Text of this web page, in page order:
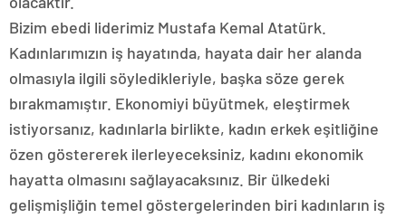
Bizim ebedi liderimiz Mustafa Kemal Atatürk.
Kadınlarımızın iş hayatında, hayata dair her alanda
olmasıyla ilgili söyledikleriyle, başka söze gerek
bırakmamıştır. Ekonomiyi büyütmek, eleştirmek
istiyorsanız, kadınlarla birlikte, kadın erkek eşitliğine
özen göstererek ilerleyeceksiniz, kadını ekonomik
hayatta olmasını sağlayacaksınız. Bir ülkedeki
gelişmişliğin temel göstergelerinden biri kadınların iş